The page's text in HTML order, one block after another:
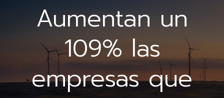
Aumentan un
109% las
empresas que